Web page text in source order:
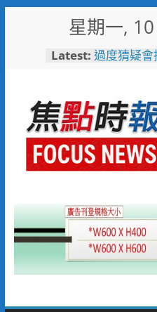
星期一,
Latest: 過度猜疑
刑事鑑識
採獲指紋
免費試飲
會 115年
8/22-23限
失智母親
調閱監視
分局將依